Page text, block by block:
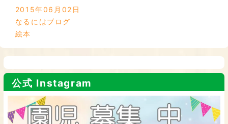
2015年06月02日
なるにはブログ
絵本
公式 Instagram